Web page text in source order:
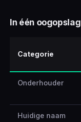
In één oogopslag
Categorie
Onderhouder
Huidige naam